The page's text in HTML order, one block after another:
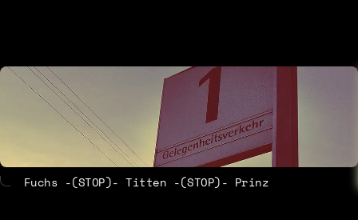
About Contact
Fuchs -(STOP)- Titten -(STOP)- Prinz